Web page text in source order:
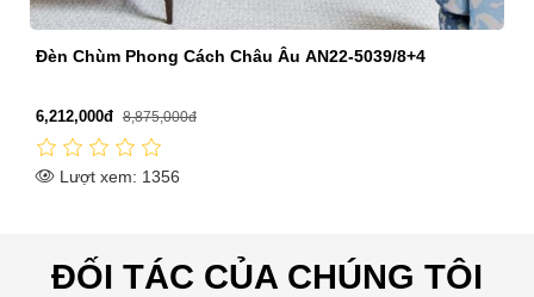
Đèn Chùm Phong Cách Châu Âu AN22-CN9069/6
5,420,000đ 3,794,000đ
Lượt xem: 1346
ĐỐI TÁC CỦA CHÚNG TÔI